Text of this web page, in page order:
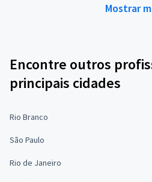
Mostrar
Encontre outros
principais cidades
Rio Branco
São Paulo
Rio de Janeiro